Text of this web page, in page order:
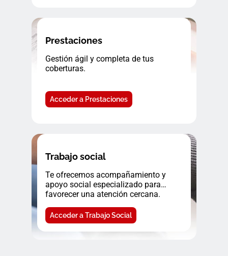
Prestaciones
Gestión ágil y completa de tus
coberturas.
Acceder a Prestaciones
Trabajo social
Te ofrecemos acompañamiento y
apoyo social especializado para
favorecer una atención cercana.
Acceder a Trabajo Social